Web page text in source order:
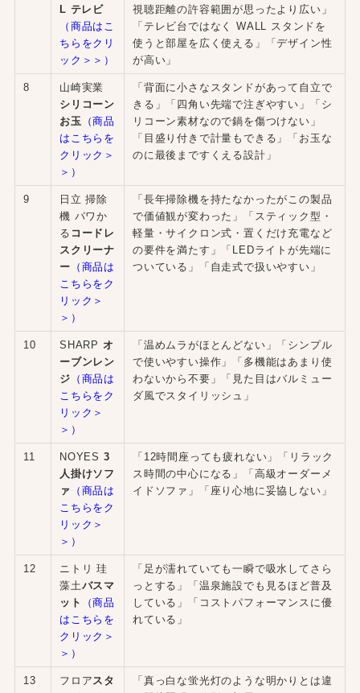
L テレビ
（商品はこ
ちらをクリ
ック＞＞）
視聴距離の許容範囲が思ったより広い」
「テレビ台ではなく WALL スタンドを
使うと部屋を広く使える」「デザイン性
が高い」
8
山崎実業
シリコーン
お玉 （商品
はこちらを
クリック＞
＞）
「背面に小さなスタンドがあって自立で
きる」「四角い先端で注ぎやすい」「シ
リコーン素材なので鍋を傷つけない」
「目盛り付きで計量もできる」「お玉な
のに最後まですくえる設計」
9
日立 掃除
機 パワか
る コードレ
スクリーナ
ー （商品は
こちらをク
リック＞
＞）
「長年掃除機を持たなかったがこの製品
で価値観が変わった」「スティック型・
軽量・サイクロン式・置くだけ充電など
の要件を満たす」「LEDライトが先端に
ついている」「自走式で扱いやすい」
10 SHARP オ
ーブンレン
ジ （商品は
こちらをク
リック＞
＞）
「温めムラがほとんどない」「シンプル
で使いやすい操作」「多機能はあまり使
わないから不要」「見た目はバルミュー
ダ風でスタイリッシュ」
11 NOYES 3
人掛けソフ
ァ （商品は
こちらをク
リック＞
＞）
「12時間座っても疲れない」「リラック
ス時間の中心になる」「高級オーダーメ
イドソファ」「座り心地に妥協しない」
12
ニトリ 珪
藻土バスマ
ット
（商品
はこちらを
クリック＞
＞）
「足が濡れていても一瞬で吸水してさら
っとする」「温泉施設でも見るほど普及
している」「コストパフォーマンスに優
れている」
13 フロアスタ
「真っ白な蛍光灯のような明かりとは違